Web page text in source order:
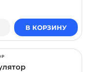
В КОРЗИНУ